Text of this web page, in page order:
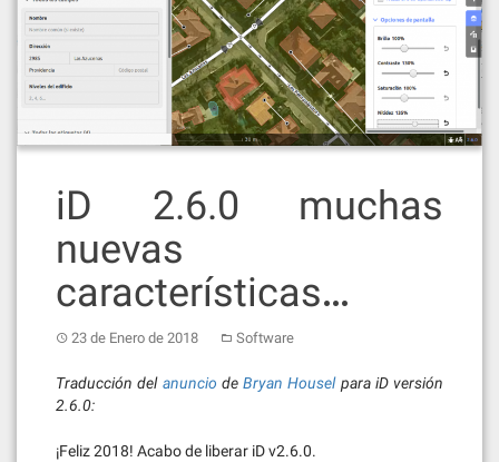
iD 2.6.0 muchas
nuevas
características…
23 de Enero de 2018 Software
Traducción del anuncio de Bryan Houselpara iD versión
2.6.0:
¡Feliz 2018! Acabo de liberar iD v2.6.0.